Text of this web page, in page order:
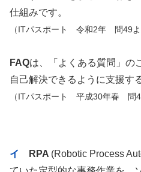
仕組みです。
（ITパスポート 令和2年 問49
FAQは、「よくある質問」の
自己解決できるように支援す
（ITパスポート 平成30年春 問
イ RPA (Robotic Process